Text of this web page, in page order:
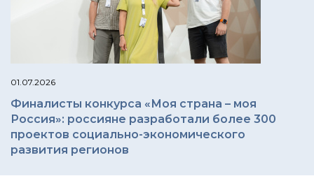
01.07.2026
Финалисты конкурса «Моя страна – моя
Россия»: россияне разработали более 300
проектов социально-экономического
развития регионов